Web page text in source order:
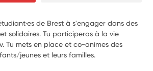
de Brest à s'engager dans des
solidaires. Tu participeras à la vie
Tu mets en place et co-animes des
jeunes et leurs familles.